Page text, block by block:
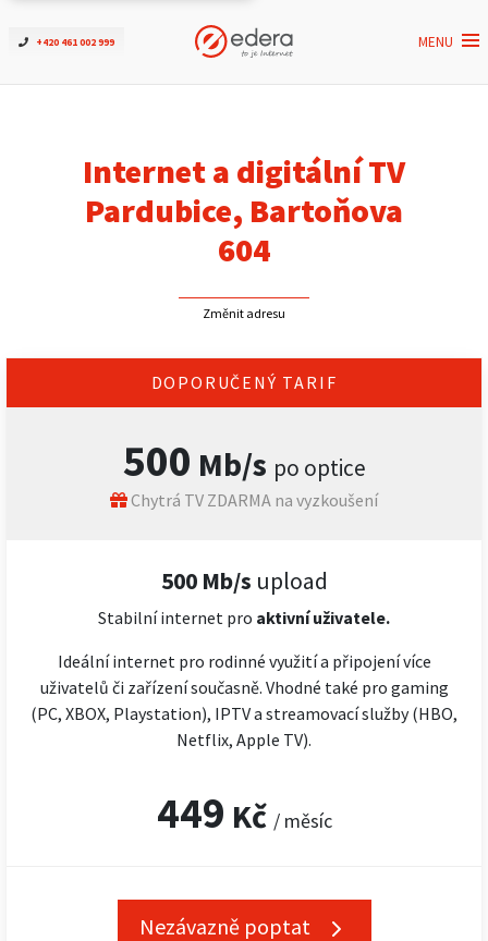
+420 461 002 999 MENU
Ověřit dostupnost
ČEZNET TV
Kontakt
Internet a digitální TV
Pardubice, Bartoňova
604
Změnit adresu
DOPORUČENÝ TARIF
500 Mb/s po optice
Chytrá TV ZDARMA na vyzkoušení
500 Mb/s upload
Stabilní internet pro aktivní uživatele.
Ideální internet pro rodinné využití a připojení více
uživatelů či zařízení současně. Vhodné také pro gaming
(PC, XBOX, Playstation), IPTV a streamovací služby (HBO,
Netflix, Apple TV).
449 Kč / měsíc
Nezávazně poptat